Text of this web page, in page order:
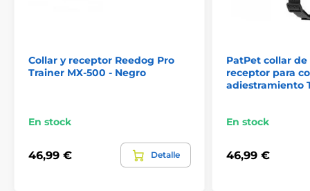
Collar y receptor Reedog Pro
Trainer MX-500 - Negro
En stock
46,99 € Detalle
PatPet collar
receptor para
adiestramiento
En stock
46,99 €